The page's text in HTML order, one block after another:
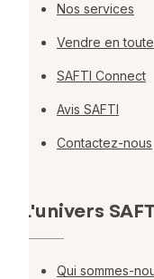
Nos services
Vendre en
SAFTI Connect
Avis SAFTI
Contactez-nous
L'univers
Qui sommes-